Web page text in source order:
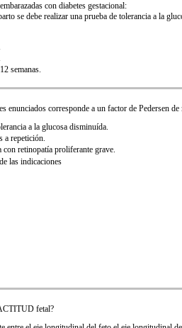
con diabetes gestacional:
se debe realizar una prueba de tolerancia a la
semanas.
enunciados corresponde a un factor de Pedersen
a la glucosa disminuída.
a repetición.
retinopatía proliferante grave.
las indicaciones
fetal?